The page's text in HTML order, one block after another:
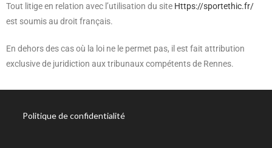
Tout litige en relation avec l’utilisation du site Https://sportethic.fr/
est soumis au droit français.
En dehors des cas où la loi ne le permet pas, il est fait attribution
exclusive de juridiction aux tribunaux compétents de Rennes.
Politique de confidentialité